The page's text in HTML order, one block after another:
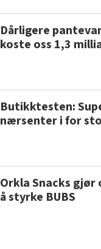
Dårligere
koste oss 1,3
Butikktesten:
nærsenter i for
Orkla Snacks
å styrke BUBS